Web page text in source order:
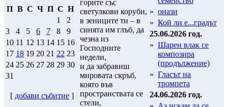
П В С Ч П С Н
1
2
3
4 5 6 7 8
9
10 11 12 13 14 15 16
17 18 19 20 21 22 23
24 25 26 27 28 29 30
31
[ добави събитие ]
горите със
светулкови коруби,
в зениците ти – в
синята им глъб, да
чезна из
Господните
недели,
и да забравиш
мировата скръб,
която във
пространствата се
стели,
» онази
» Кой ли е...градът
25.06.2026 год.
» Шарен влак се
композира
(продължение)
» Гласът на
тромпета
24.06.2026 год.